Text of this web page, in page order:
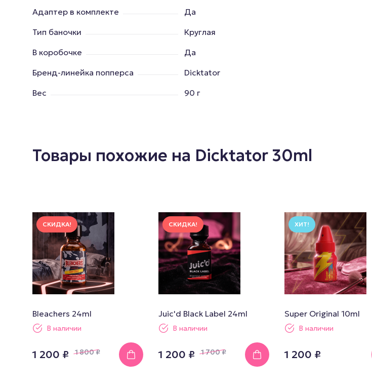
Адаптер в комплекте
Да
Тип баночки
Круглая
В коробочке
Да
Бренд-линейка попперса
Dicktator
Вес
90 г
Товары похожие на Dicktator 30ml
СКИДКА!
Bleachers 24ml
В наличии
1 200 ₽ 1 800₽
СКИДКА!
Juic'd Black Label 24ml
В наличии
1 200 ₽ 1 700₽
ХИТ!
Super Original 10ml
В наличии
1 200 ₽